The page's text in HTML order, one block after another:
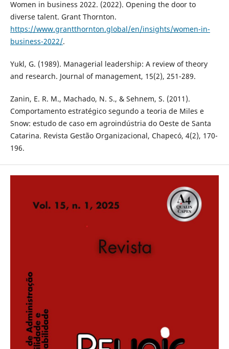
Women in business 2022. (2022). Opening the door to
diverse talent. Grant Thornton.
https://www.grantthornton.global/en/insights/women-in-
business-2022/.
Yukl, G. (1989). Managerial leadership: A review of theory
and research. Journal of management, 15(2), 251-289.
Zanin, E. R. M., Machado, N. S., & Sehnem, S. (2011).
Comportamento estratégico segundo a teoria de Miles e
Snow: estudo de caso em agroindústria do Oeste de Santa
Catarina. Revista Gestão Organizacional, Chapecó, 4(2), 170-
196.